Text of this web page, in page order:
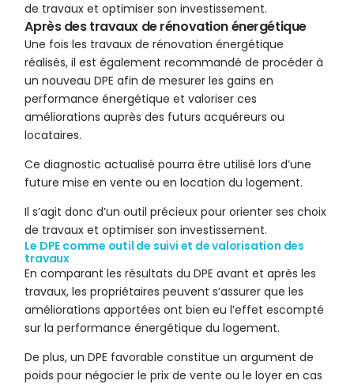
de travaux et optimiser son investissement.
Après des travaux de rénovation énergétique
Une fois les travaux de rénovation énergétique
réalisés, il est également recommandé de procéder à
un nouveau DPE afin de mesurer les gains en
performance énergétique et valoriser ces
améliorations auprès des futurs acquéreurs ou
locataires.
Ce diagnostic actualisé pourra être utilisé lors d’une
future mise en vente ou en location du logement.
Il s’agit donc d’un outil précieux pour orienter ses choix
de travaux et optimiser son investissement.
Le DPE comme outil de suivi et de valorisation des
travaux
En comparant les résultats du DPE avant et après les
travaux, les propriétaires peuvent s’assurer que les
améliorations apportées ont bien eu l’effet escompté
sur la performance énergétique du logement.
De plus, un DPE favorable constitue un argument de
poids pour négocier le prix de vente ou le loyer en cas